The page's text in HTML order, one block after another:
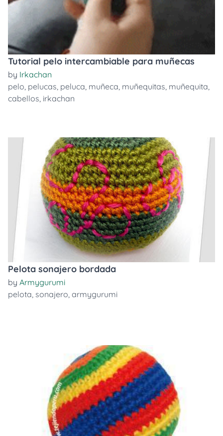
Tutorial pelo intercambiable para muñecas
by Irkachan
pelo, pelucas, peluca, muñeca, muñequitas, muñequita,
cabellos, irkachan
Pelota sonajero bordada
by Armygurumi
pelota, sonajero, armygurumi